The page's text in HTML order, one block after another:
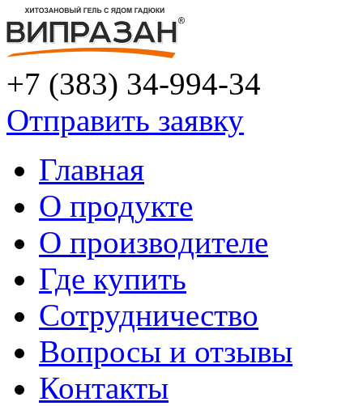
+7 (383) 34-994-34
Отправить заявку
Главная
О продукте
О производителе
Где купить
Сотрудничество
Вопросы и отзывы
Контакты